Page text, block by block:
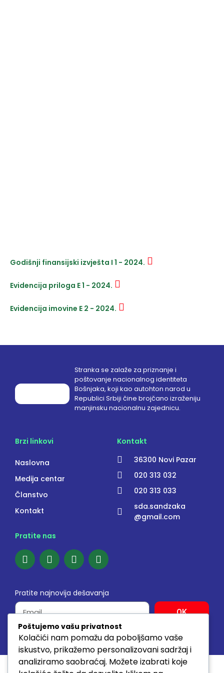
Godišnji finansijski izvješta I 1 - 2024.
Evidencija priloga E 1 - 2024.
Evidencija imovine E 2 - 2024.
Stranka se zalaže za priznanje i
poštovanje nacionalnog identiteta
Bošnjaka, koji kao autohton narod u
Republici Srbiji čine brojčano izraženiju
manjinsku nacionalnu zajednicu.
Brzi linkovi
Naslovna
Medija centar
Članstvo
Kontakt
Kontakt
36300 Novi Pazar
020 313 032
020 313 033
sda.sandzaka
@gmail.com
Pratite nas
Pratite najnovija dešavanja
OK
© 2026. SVA PRAVA ZADRŽANA www.sda.rs
Poštujemo vašu privatnost
Kolačići nam pomažu da poboljšamo vaše
iskustvo, prikažemo personalizovani sadržaj i
analiziramo saobraćaj. Možete izabrati koje